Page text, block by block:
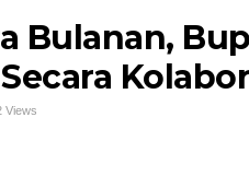
Egi
Ajak
ASN
Untuk
Bulanan,
Views